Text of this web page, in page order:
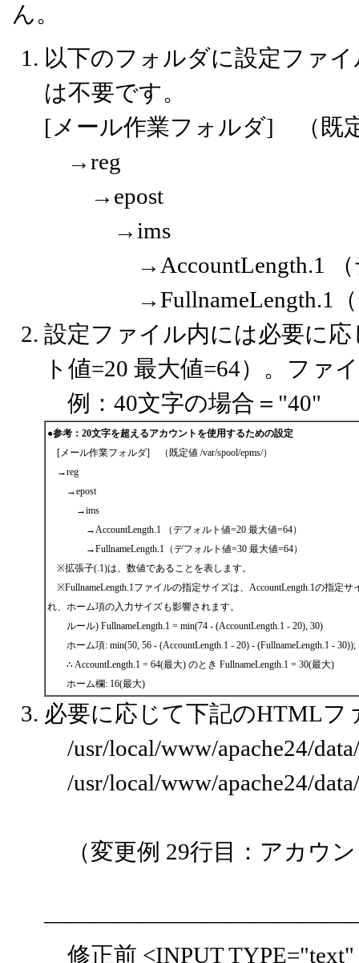
ん。
以下のフォルダに設定ファ
は不要です。
[メール作業フォルダ] （既定
→reg
→epost
→ims
→AccountLength.1 （デ
→FullnameLength.1（デ
設定ファイル内には必要に
ト値=20 最大値=64）。ファ
例：40文字の場合＝"40"
●参考：20文字を超えるアカウントを使用するための設定
[メール作業フォルダ] （既定値 /var/spool/epms/）
→reg
→epost
→ims
→AccountLength.1 （デフォルト値=20 最大値=64）
→FullnameLength.1（デフォルト値=30 最大値=64）
※拡張子(.1)は、数値であることを表します。
※FullnameLength.1ファイルの指定サイズは、AccountLength.1の指定サ
れ、ホーム項の入力サイズも影響されます。
ルール) FullnameLength.1 = min(74 - (AccountLength.1 - 20), 30)
ホーム項: min(50, 56 - (AccountLength.1 - 20) - (FullnameLength.1 - 30));
∴ AccountLength.1 = 64(最大) のとき FullnameLength.1 = 30(最大)
ホーム欄: 16(最大)
必要に応じて下記のHTML
/usr/local/www/apache24/
/usr/local/www/apache24/
（変更例 29行目：アカウ
修正前 <INPUT